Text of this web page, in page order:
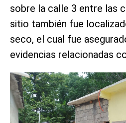
sobre la calle 3 entre las
sitio también fue
seco, el cual fue
evidencias relacionadas